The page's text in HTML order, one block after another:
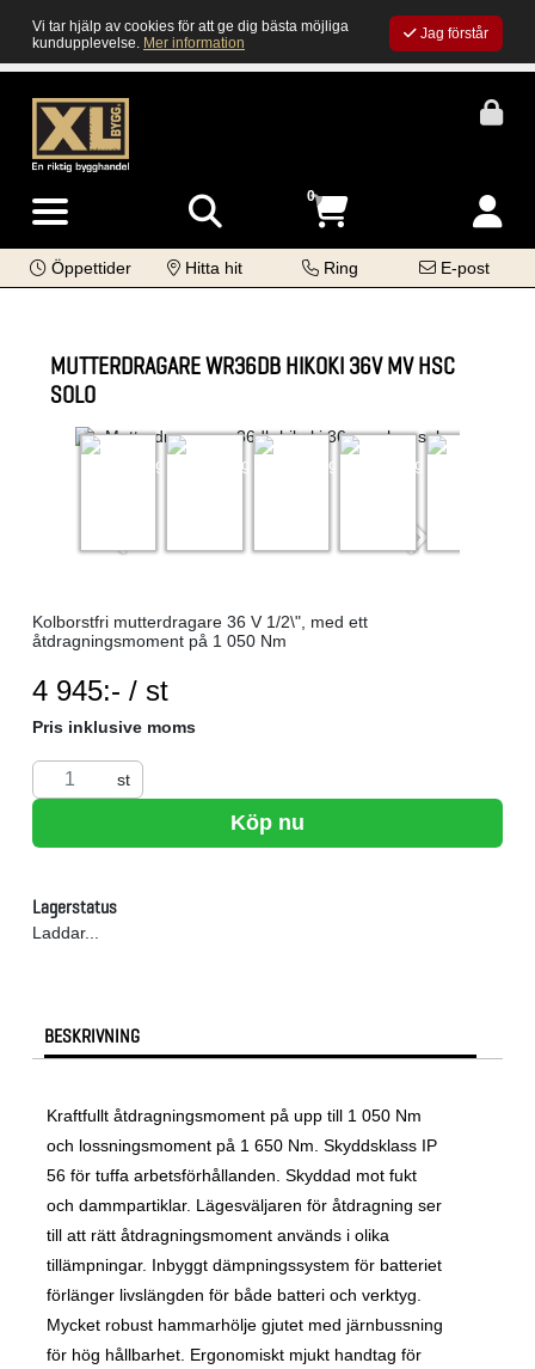
Vi tar hjälp av cookies för att ge dig bästa möjliga
kundupplevelse. Mer information
Jag förstår
0
Öppettider Hitta hit Ring E-post
MUTTERDRAGARE WR36DB HIKOKI 36V MV HSC
SOLO
Kolborstfri mutterdragare 36 V 1/2\", med ett
åtdragningsmoment på 1 050 Nm
4 945:- / stSEK per ST
Pris inklusive moms
st
Köp nu
Lagerstatus
Laddar...
BESKRIVNING
Kraftfullt åtdragningsmoment på upp till 1 050 Nm
och lossningsmoment på 1 650 Nm. Skyddsklass IP
56 för tuffa arbetsförhållanden. Skyddad mot fukt
och dammpartiklar. Lägesväljaren för åtdragning ser
till att rätt åtdragningsmoment används i olika
tillämpningar. Inbyggt dämpningssystem för batteriet
förlänger livslängden för både batteri och verktyg.
Mycket robust hammarhölje gjutet med järnbussning
för hög hållbarhet. Ergonomiskt mjukt handtag för